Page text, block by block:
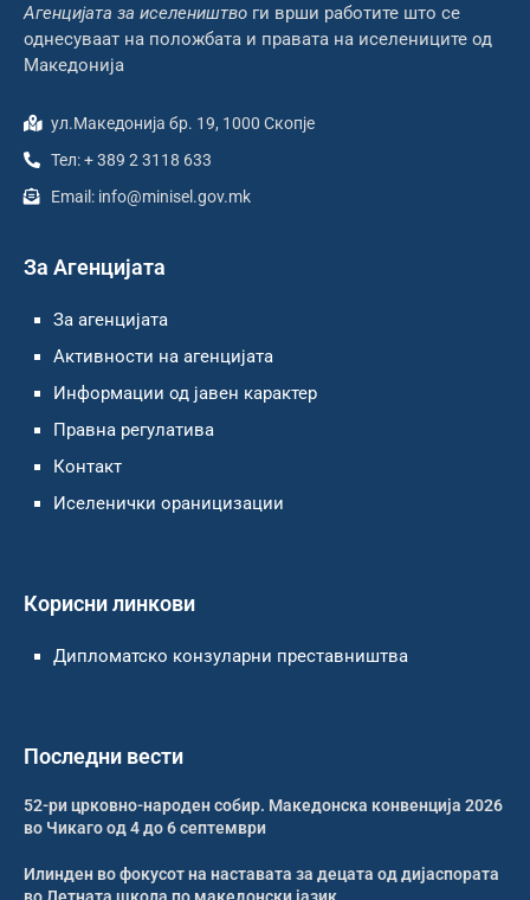
Агенцијата за иселеништво ги врши работите што се
однесуваат на положбата и правата на иселениците од
Македонија
ул.Македонија бр. 19, 1000 Скопје
Тел: + 389 2 3118 633
Email: info@minisel.gov.mk
За Агенцијата
За агенцијата
Активности на агенцијата
Информации од јавен карактер
Правна регулатива
Контакт
Иселенички ораницизации
Корисни линкови
Дипломатско конзуларни преставништва
Последни вести
52-ри црковно-народен собир. Македонска конвенција 2026
во Чикаго од 4 до 6 септември
Илинден во фокусот на наставата за децата од дијаспората
во Летната школа по македонски јазик